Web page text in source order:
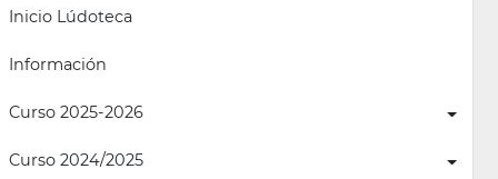
Inicio Lúdoteca
Información
Curso 2025-2026
Curso 2024/2025